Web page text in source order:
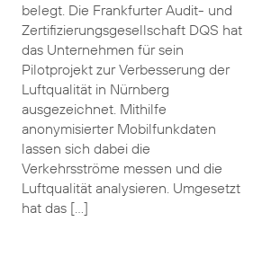
belegt. Die Frankfurter Audit- und
Zertifizierungsgesellschaft DQS hat
das Unternehmen für sein
Pilotprojekt zur Verbesserung der
Luftqualität in Nürnberg
ausgezeichnet. Mithilfe
anonymisierter Mobilfunkdaten
lassen sich dabei die
Verkehrsströme messen und die
Luftqualität analysieren. Umgesetzt
hat das […]